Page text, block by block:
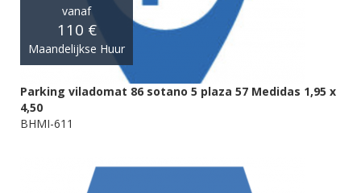
vanaf
110 €
Maandelijkse Huur
Parking viladomat 86 sotano 5 plaza 57 Medidas 1,95 x
4,50
BHMI-611